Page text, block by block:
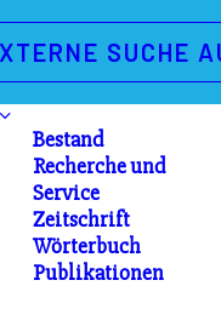
SUCHE
Bestand
Recherche und
Service
Zeitschrift
Wörterbuch
Publikationen